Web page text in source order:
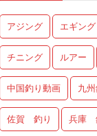
アジング エギング
チニング ルアー
中国釣り動画 九
佐賀 釣り 兵庫